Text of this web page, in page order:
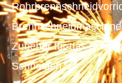
Zubehör für das
Schneiden.